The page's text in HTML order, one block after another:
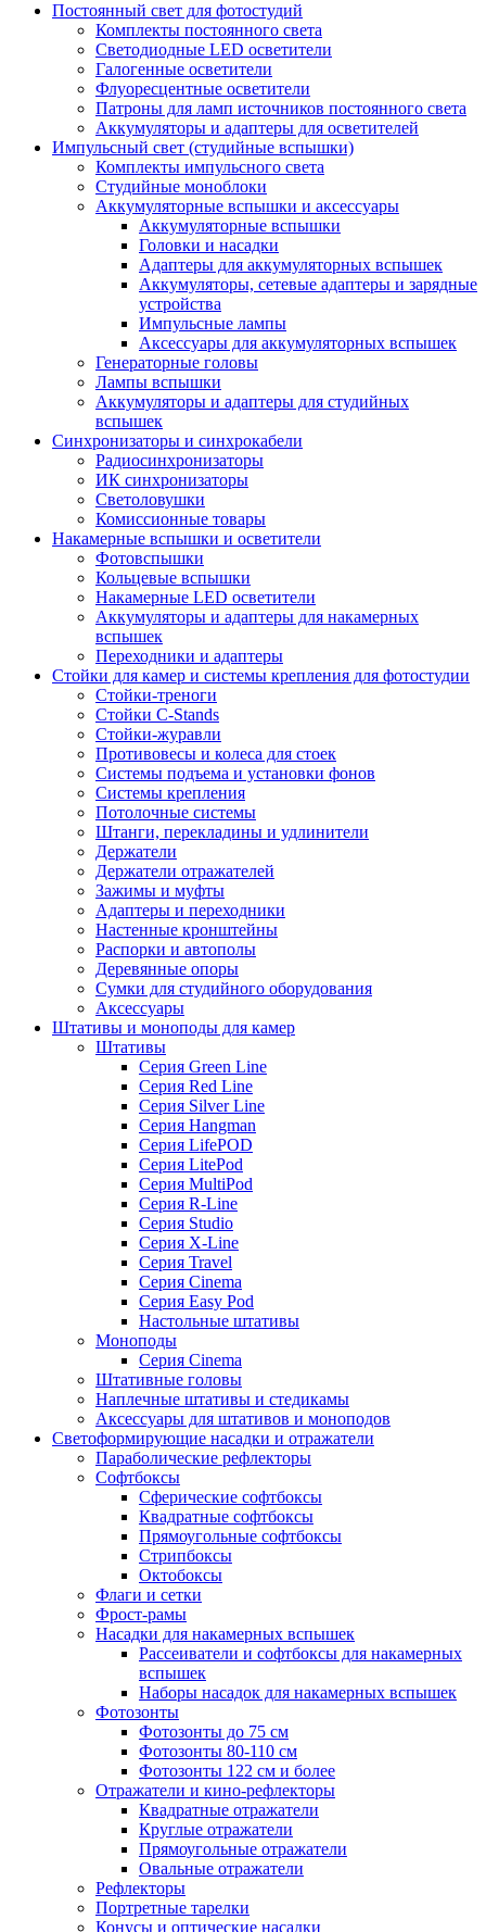
Постоянный свет для фотостудий
Комплекты постоянного света
Светодиодные LED осветители
Галогенные осветители
Флуоресцентные осветители
Патроны для ламп источников постоянного света
Аккумуляторы и адаптеры для осветителей
Импульсный свет (студийные вспышки)
Комплекты импульсного света
Студийные моноблоки
Аккумуляторные вспышки и аксессуары
Аккумуляторные вспышки
Головки и насадки
Адаптеры для аккумуляторных вспышек
Аккумуляторы, сетевые адаптеры и зарядные
устройства
Импульсные лампы
Аксессуары для аккумуляторных вспышек
Генераторные головы
Лампы вспышки
Аккумуляторы и адаптеры для студийных
вспышек
Синхронизаторы и синхрокабели
Радиосинхронизаторы
ИК синхронизаторы
Светоловушки
Комиссионные товары
Накамерные вспышки и осветители
Фотовспышки
Кольцевые вспышки
Накамерные LED осветители
Аккумуляторы и адаптеры для накамерных
вспышек
Переходники и адаптеры
Стойки для камер и системы крепления для фотостудии
Стойки-треноги
Стойки C-Stands
Стойки-журавли
Противовесы и колеса для стоек
Системы подъема и установки фонов
Системы крепления
Потолочные системы
Штанги, перекладины и удлинители
Держатели
Держатели отражателей
Зажимы и муфты
Адаптеры и переходники
Настенные кронштейны
Распорки и автополы
Деревянные опоры
Сумки для студийного оборудования
Аксессуары
Штативы и моноподы для камер
Штативы
Серия Green Line
Серия Red Line
Серия Silver Line
Серия Hangman
Серия LifePOD
Серия LitePod
Серия MultiPod
Серия R-Line
Серия Studio
Серия X-Line
Серия Travel
Серия Cinema
Серия Easy Pod
Настольные штативы
Моноподы
Серия Cinema
Штативные головы
Наплечные штативы и стедикамы
Аксессуары для штативов и моноподов
Светоформирующие насадки и отражатели
Параболические рефлекторы
Софтбоксы
Сферические софтбоксы
Квадратные софтбоксы
Прямоугольные софтбоксы
Стрипбоксы
Октобоксы
Флаги и сетки
Фрост-рамы
Насадки для накамерных вспышек
Рассеиватели и софтбоксы для накамерных
вспышек
Наборы насадок для накамерных вспышек
Фотозонты
Фотозонты до 75 см
Фотозонты 80-110 см
Фотозонты 122 см и более
Отражатели и кино-рефлекторы
Квадратные отражатели
Круглые отражатели
Прямоугольные отражатели
Овальные отражатели
Рефлекторы
Портретные тарелки
Конусы и оптические насадки